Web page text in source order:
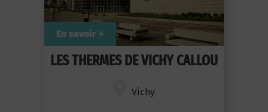
LES THERMES DE VICHY CALLOU
Vichy
En savoir +